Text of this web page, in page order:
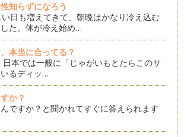
知らずになろう
日も増えてきて、朝晩はかなり冷え込む
た。体が冷え始め…
本当に合ってる？
日本では一般に「じゃがいもとたらこのサ
るディッ…
か？
ですか？と聞かれてすぐに答えられます